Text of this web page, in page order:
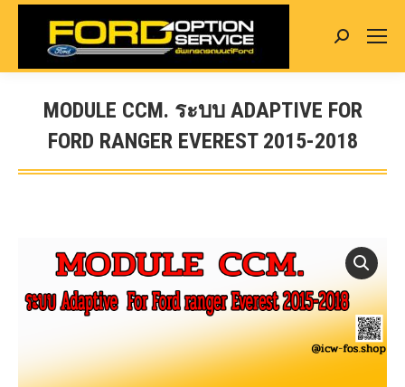
Search:
MODULE CCM. ระบบ ADAPTIVE FOR
FORD RANGER EVEREST 2015-2018
You are here: